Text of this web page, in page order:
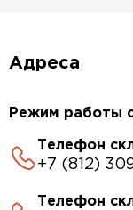
Адреса
Режим работы
Телефон
+7 (812)
Телефон